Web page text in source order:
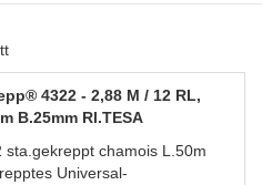
4322 - 2,88 M / 12 RL,
B.25mm Rl.TESA
chamois L.50m
Universal-